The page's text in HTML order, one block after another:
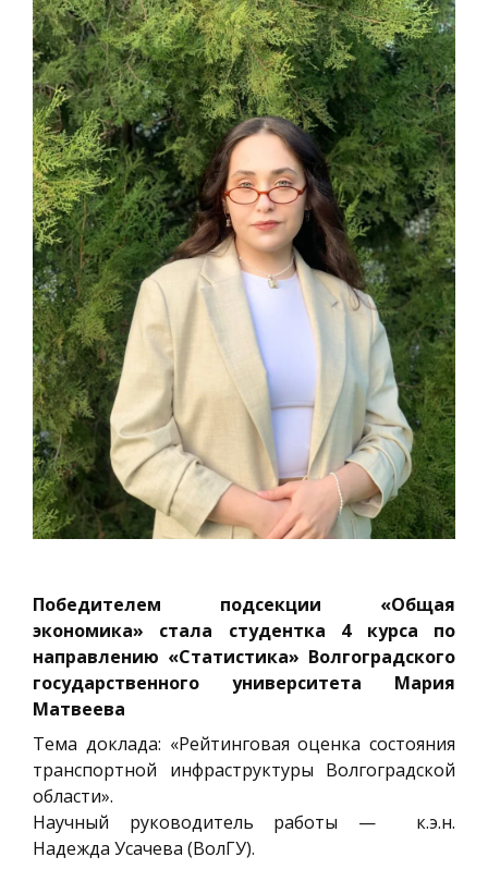
Победителем подсекции «Общая
экономика» стала студентка 4 курса по
направлению «Статистика» Волгоградского
государственного университета Мария
Матвеева
Тема доклада: «Рейтинговая оценка состояния
транспортной инфраструктуры Волгоградской
области».
Научный руководитель работы — к.э.н.
Надежда Усачева (ВолГУ).